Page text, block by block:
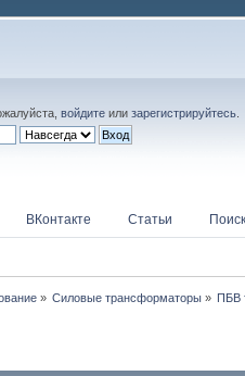
войдите или зарегистрируйтесь
ВКонтакте Статьи Поиск
» Силовые трансформаторы» ПБВ